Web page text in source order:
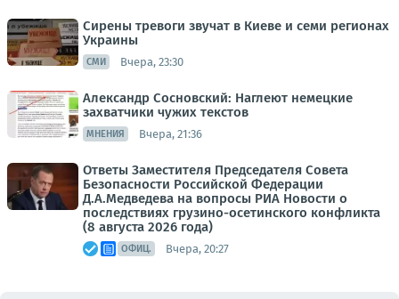
Сирены тревоги звучат в Киеве и семи регионах
Украины
СМИ Вчера, 23:30
Александр Сосновский: Наглеют немецкие
захватчики чужих текстов
МНЕНИЯ Вчера, 21:36
Ответы Заместителя Председателя Совета
Безопасности Российской Федерации
Д.А.Медведева на вопросы РИА Новости о
последствиях грузино-осетинского конфликта
(8 августа 2026 года)
ОФИЦ. Вчера, 20:27